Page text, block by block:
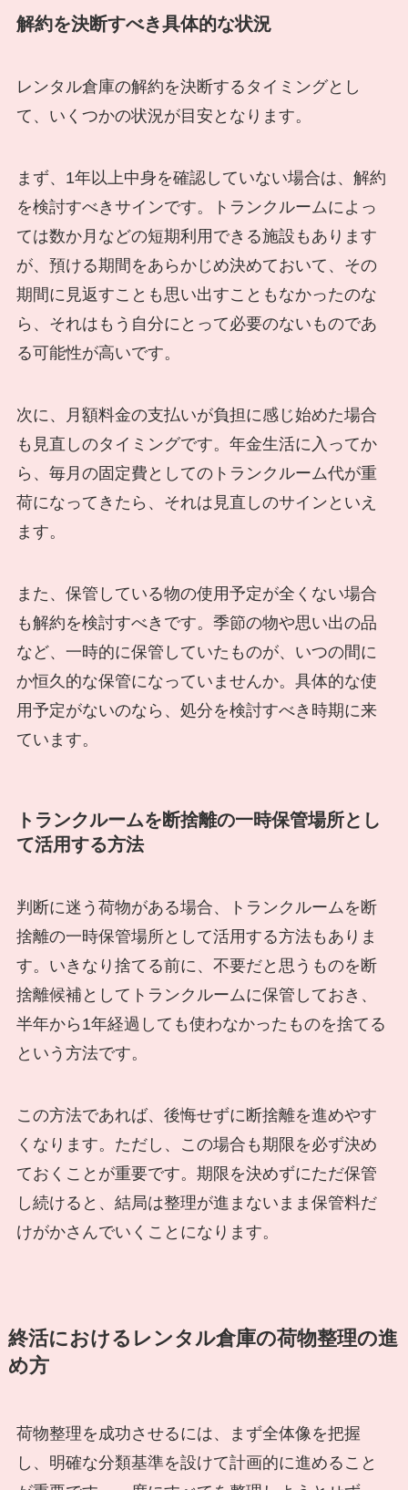
解約を決断すべき具体的な状況
レンタル倉庫の解約を決断するタイミングとし
て、いくつかの状況が目安となります。
まず、1年以上中身を確認していない場合は、解約
を検討すべきサインです。トランクルームによっ
ては数か月などの短期利用できる施設もあります
が、預ける期間をあらかじめ決めておいて、その
期間に見返すことも思い出すこともなかったのな
ら、それはもう自分にとって必要のないものであ
る可能性が高いです。
次に、月額料金の支払いが負担に感じ始めた場合
も見直しのタイミングです。年金生活に入ってか
ら、毎月の固定費としてのトランクルーム代が重
荷になってきたら、それは見直しのサインといえ
ます。
また、保管している物の使用予定が全くない場合
も解約を検討すべきです。季節の物や思い出の品
など、一時的に保管していたものが、いつの間に
か恒久的な保管になっていませんか。具体的な使
用予定がないのなら、処分を検討すべき時期に来
ています。
トランクルームを断捨離の一時保管場所とし
て活用する方法
判断に迷う荷物がある場合、トランクルームを断
捨離の一時保管場所として活用する方法もありま
す。いきなり捨てる前に、不要だと思うものを断
捨離候補としてトランクルームに保管しておき、
半年から1年経過しても使わなかったものを捨てる
という方法です。
この方法であれば、後悔せずに断捨離を進めやす
くなります。ただし、この場合も期限を必ず決め
ておくことが重要です。期限を決めずにただ保管
し続けると、結局は整理が進まないまま保管料だ
けがかさんでいくことになります。
終活におけるレンタル倉庫の荷物整理の進
め方
荷物整理を成功させるには、まず全体像を把握
し、明確な分類基準を設けて計画的に進めること